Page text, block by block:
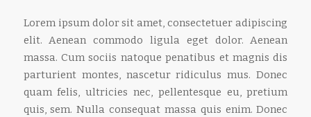
Lorem ipsum dolor sit amet, consectetuer adipiscing
elit. Aenean commodo ligula eget dolor. Aenean
massa. Cum sociis natoque penatibus et magnis dis
parturient montes, nascetur ridiculus mus. Donec
quam felis, ultricies nec, pellentesque eu, pretium
quis, sem. Nulla consequat massa quis enim. Donec